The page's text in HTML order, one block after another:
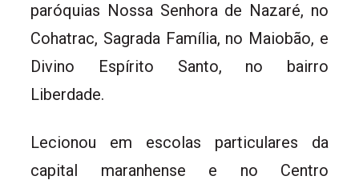
paróquias Nossa Senhora de Nazaré, no
Cohatrac, Sagrada Família, no Maiobão, e
Divino Espírito Santo, no bairro
Liberdade.
Lecionou em escolas particulares da
capital maranhense e no Centro